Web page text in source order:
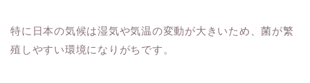
特に日本の気候は湿気や気温の変動が大きいため、菌が繁
殖しやすい環境になりがちです。